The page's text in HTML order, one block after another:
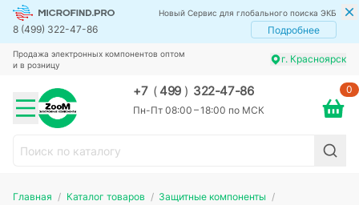
Новый Сервис для глобального поиска ЭКБ
8 (499) 322-47-86 Подробнее
Продажа электронных компонентов оптом
и в розницу
г. Красноярск
+7 (499 ) 322-47-86
Пн-Пт 08:00 – 18:00 по МСК
0
Главная Каталог товаров
Защитные компоненты